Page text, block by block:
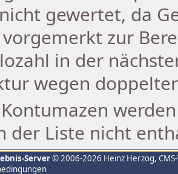
gewertet, da
vorgemerkt zur
in der
wegen
Kontumazen
der Liste nicht
Server© 2006-2026 Heinz Herzog,